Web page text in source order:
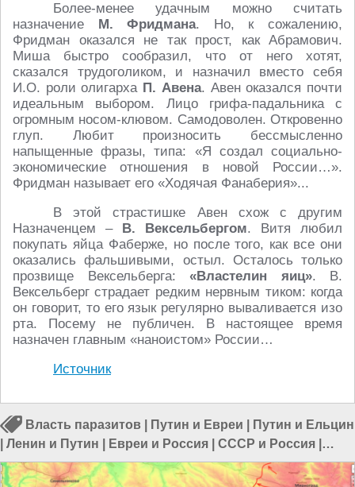
Более-менее удачным можно считать
назначение М. Фридмана. Но, к сожалению,
Фридман оказался не так прост, как Абрамович.
Миша быстро сообразил, что от него хотят,
сказался трудоголиком, и назначил вместо себя
И.О. роли олигарха П. Авена. Авен оказался почти
идеальным выбором. Лицо грифа-падальника с
огромным носом-клювом. Самодоволен. Откровенно
глуп. Любит произносить бессмысленно
напыщенные фразы, типа: «Я создал социально-
экономические отношения в новой России…».
Фридман называет его «Ходячая Фанаберия»...
В этой страстишке Авен схож с другим
Назначенцем – В. Вексельбергом. Витя любил
покупать яйца Фаберже, но после того, как все они
оказались фальшивыми, остыл. Осталось только
прозвище Вексельберга: «Властелин яиц». В.
Вексельберг страдает редким нервным тиком: когда
он говорит, то его язык регулярно вываливается изо
рта. Посему не публичен. В настоящее время
назначен главным «наноистом» России…
Источник
Власть паразитов Путин и Евреи
Путин и Ельцин
Ленин и Путин Евреи и Россия СССР и Россия
Горбачёв и Путин